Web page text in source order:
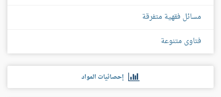
مسائل فقهية متفرقة
فتاوى متنوعة
إحصائيات المواد